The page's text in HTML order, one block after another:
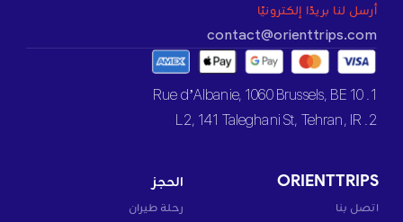
أرسل لنا بريدًا إلكترونيًا
contact@orienttrips.com
1. 10 Rue d’Albanie, 1060 Brussels, BE
2. L2, 141 Taleghani St, Tehran, IR
ORIENTTRIPS
اتصل بنا
الحجز
رحلة طيران